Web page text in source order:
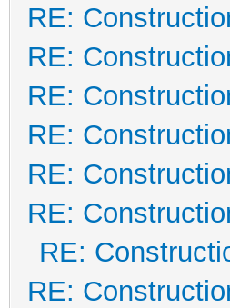
RE:
RE:
RE:
RE:
RE:
RE:
RE:
RE: